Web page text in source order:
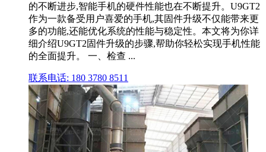
的不断进步,智能手机的硬件性能也在不断提升。U9GT2
作为一款备受用户喜爱的手机,其固件升级不仅能带来更
多的功能,还能优化系统的性能与稳定性。本文将为你详
细介绍U9GT2固件升级的步骤,帮助你轻松实现手机性能
的全面提升。 一、检查 ...
联系电话: 180 3780 8511